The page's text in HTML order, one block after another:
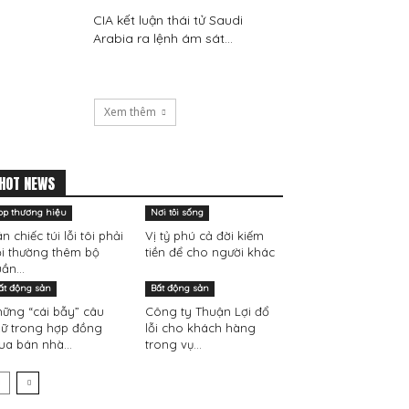
CIA kết luận thái tử Saudi
Arabia ra lệnh ám sát...
Xem thêm
HOT NEWS
thương hiệu
chiếc túi lỗi tôi phải
thường thêm bộ
Nơi tôi sống
Vị tỷ phú cả đời kiếm
tiền để cho người khác
động sản
“cái bẫy” câu
trong hợp đồng
bán nhà...
Bất động sản
Công ty Thuận Lợi đổ
lỗi cho khách hàng
trong vụ...